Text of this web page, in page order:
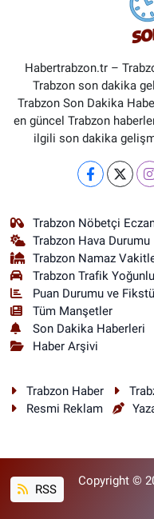
Habertrabzon.tr –
Trabzon son dakika
Trabzon Son Dakika
en güncel Trabzon
ilgili son dakika
Trabzon Nöbetçi
Trabzon Hava Durumu
Trabzon Namaz
Trabzon Trafik
Puan Durumu ve
Tüm Manşetler
Son Dakika Haberleri
Haber Arşivi
Trabzon Haber
Resmi Reklam
RSS
Copyright ©